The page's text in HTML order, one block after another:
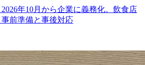
年10月から企業に義務化。飲食店
前準備と事後対応